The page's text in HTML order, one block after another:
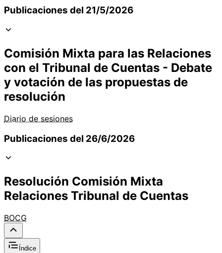
Publicaciones del 21/5/2026
Comisión Mixta para las Relaciones
con el Tribunal de Cuentas - Debate
y votación de las propuestas de
resolución
Diario de sesiones
Publicaciones del 26/6/2026
Resolución Comisión Mixta
Relaciones Tribunal de Cuentas
BOCG
Índice